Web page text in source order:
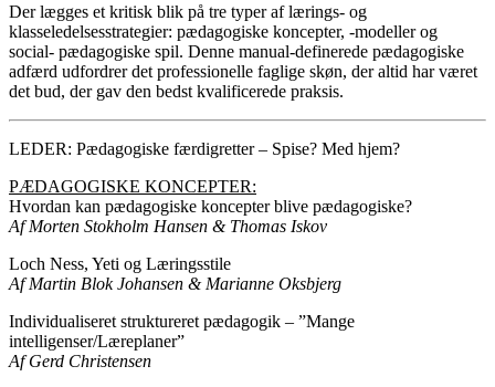
Der lægges et kritisk blik på tre typer af lærings- og
klasseledelsesstrategier: pædagogiske koncepter, -modeller og
social- pædagogiske spil. Denne manual-definerede pædagogiske
adfærd udfordrer det professionelle faglige skøn, der altid har været
det bud, der gav den bedst kvalificerede praksis.
LEDER: Pædagogiske færdigretter – Spise? Med hjem?
PÆDAGOGISKE KONCEPTER:
Hvordan kan pædagogiske koncepter blive pædagogiske?
Af Morten Stokholm Hansen & Thomas Iskov
Loch Ness, Yeti og Læringsstile
Af Martin Blok Johansen & Marianne Oksbjerg
Individualiseret struktureret pædagogik – ”Mange
intelligenser/Læreplaner”
Af Gerd Christensen